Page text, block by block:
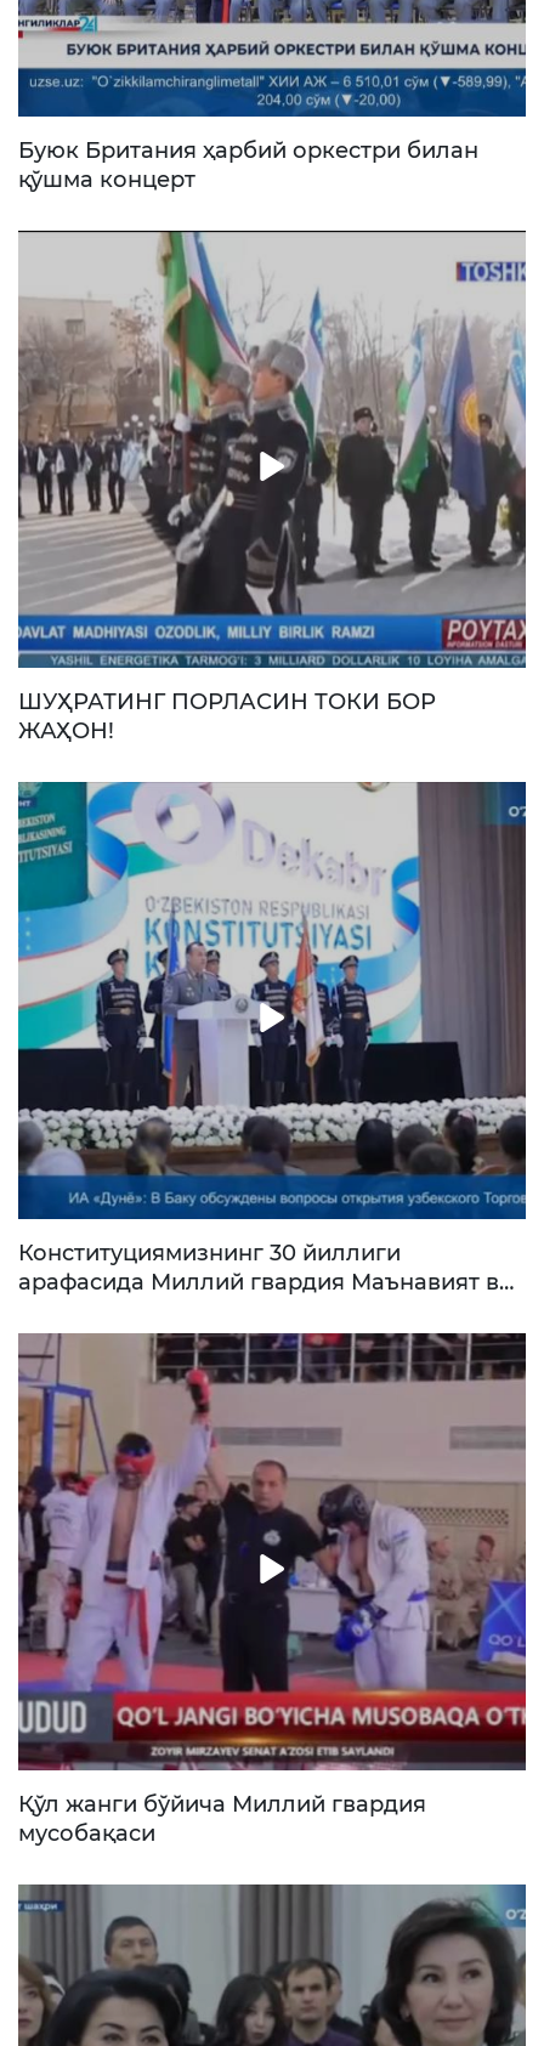
Буюк Британия ҳарбий оркестри билан
қўшма концерт
ШУҲРАТИНГ ПОРЛАСИН ТОКИ БОР
ЖАҲОН!
Конституциямизнинг 30 йиллиги
арафасида Миллий гвардия Маънавият ва
маросими бўлиб ўтди
Қўл жанги бўйича Миллий гвардия
мусобақаси